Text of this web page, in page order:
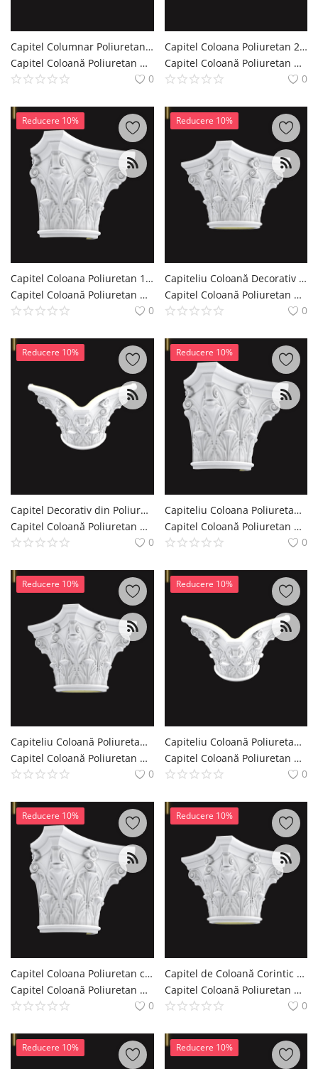
Capitel Columnar Poliuretan 91x91x70 cm Motif Acant
Capitel Coloană Poliuretan Coloana si Capitel Decoratiuni Casa polure
0
Capitel Coloana Poliuretan 23x46 cm cu Frunze Acant
Capitel Coloană Poliuretan Coloana si Capitel Decoratiuni Casa polure
0
Reducere 10%
Capitel Coloana Poliuretan 18x36x28 cm Cu Volute Si Acant
Capitel Coloană Poliuretan Coloana si Capitel Decoratiuni Casa polure
0
Reducere 10%
Capiteliu Coloană Decorativ din Poliuretan 36x36x28 cm
Capitel Coloană Poliuretan Coloana si Capitel Decoratiuni Casa polure
0
Reducere 10%
Capitel Decorativ din Poliuretan pentru Coloană 34x69x42 cm
Capitel Coloană Poliuretan Coloana si Capitel Decoratiuni Casa polure
0
Reducere 10%
Capiteliu Coloana Poliuretan Stil Corintic 27x54 cm
Capitel Coloană Poliuretan Coloana si Capitel Decoratiuni Casa polure
0
Reducere 10%
Capiteliu Coloană Poliuretan 54x54 cm cu Frunze de Acant
Capitel Coloană Poliuretan Coloana si Capitel Decoratiuni Casa polure
0
Reducere 10%
Capiteliu Coloană Poliuretan Frunze de Acant 46x91 cm
Capitel Coloană Poliuretan Coloana si Capitel Decoratiuni Casa polure
0
Reducere 10%
Capitel Coloana Poliuretan cu Frunze Acant 36x72x56 cm
Capitel Coloană Poliuretan Coloana si Capitel Decoratiuni Casa polure
0
Reducere 10%
Capitel de Coloană Corintic din Poliuretan 72x72x56 cm
Capitel Coloană Poliuretan Coloana si Capitel Decoratiuni Casa polure
0
Reducere 10% Reducere 10%